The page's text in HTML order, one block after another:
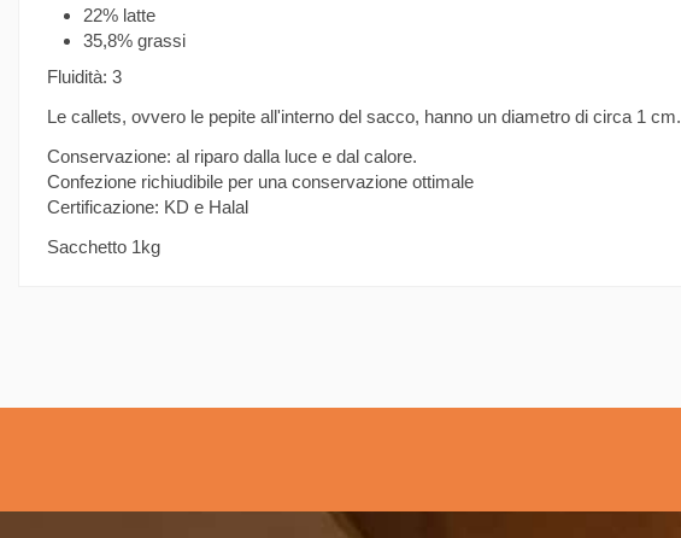
22% latte
35,8% grassi
Fluidità: 3
Le callets, ovvero le pepite all'interno del sacco, hanno un diametro di circa 1 cm.
Conservazione: al riparo dalla luce e dal calore.
Confezione richiudibile per una conservazione ottimale
Certificazione: KD e Halal
Sacchetto 1kg